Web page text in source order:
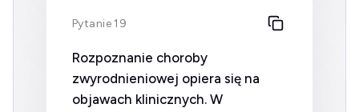
Pytanie 19
Rozpoznanie choroby
zwyrodnieniowej opiera się na
objawach klinicznych. W